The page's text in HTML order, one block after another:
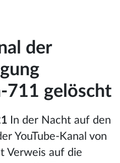
der
711 gelöscht
In der Nacht auf den
YouTube-Kanal von
Verweis auf die